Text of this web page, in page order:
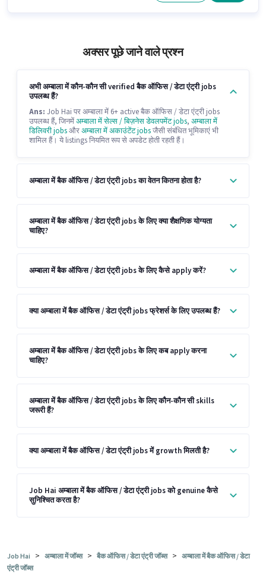
अक्सर पूछे जाने वाले प्रश्न
अभी अम्बाला में कौन-कौन सी verified बैक ऑफिस / डेटा एंट्री jobs
उपलब्ध हैं?
Ans: Job Hai पर अम्बाला में 6+ active बैक ऑफिस / डेटा एंट्री jobs
उपलब्ध हैं, जिनमेंअम्बाला में सेल्स / बिज़नेस डेवलपमेंट jobs, अम्बाला में
डिलिवरी jobsऔरअम्बाला में अकाउंटेंट jobsजैसी संबंधित भूमिकाएं भी
शामिल हैं। ये listings नियमित रूप से अपडेट होती रहती हैं।
अम्बाला में बैक ऑफिस / डेटा एंट्री jobs का वेतन कितना होता है?
अम्बाला में बैक ऑफिस / डेटा एंट्री jobs के लिए क्या शैक्षणिक योग्यता
चाहिए?
अम्बाला में बैक ऑफिस / डेटा एंट्री jobs के लिए कैसे apply करें?
क्या अम्बाला में बैक ऑफिस / डेटा एंट्री jobs फ्रेशर्स के लिए उपलब्ध हैं?
अम्बाला में बैक ऑफिस / डेटा एंट्री jobs के लिए कब apply करना
चाहिए?
अम्बाला में बैक ऑफिस / डेटा एंट्री jobs के लिए कौन-कौन सी skills
जरूरी हैं?
क्या अम्बाला में बैक ऑफिस / डेटा एंट्री jobs में growth मिलती है?
Job Hai अम्बाला में बैक ऑफिस / डेटा एंट्री jobs को genuine कैसे
सुनिश्चित करता है?
Job Hai > अम्बाला में जॉब्स > बैक ऑफिस / डेटा एंट्री जॉब्स > अम्बाला में बैक ऑफिस / डेटा
एंट्री जॉब्स